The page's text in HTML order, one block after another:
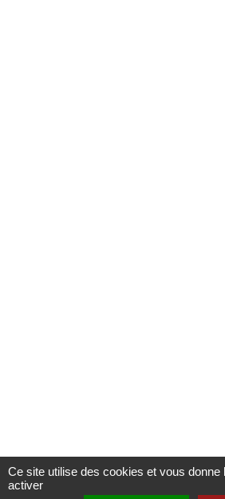
Afficher
Ce site utilise des cookies et vous
activer